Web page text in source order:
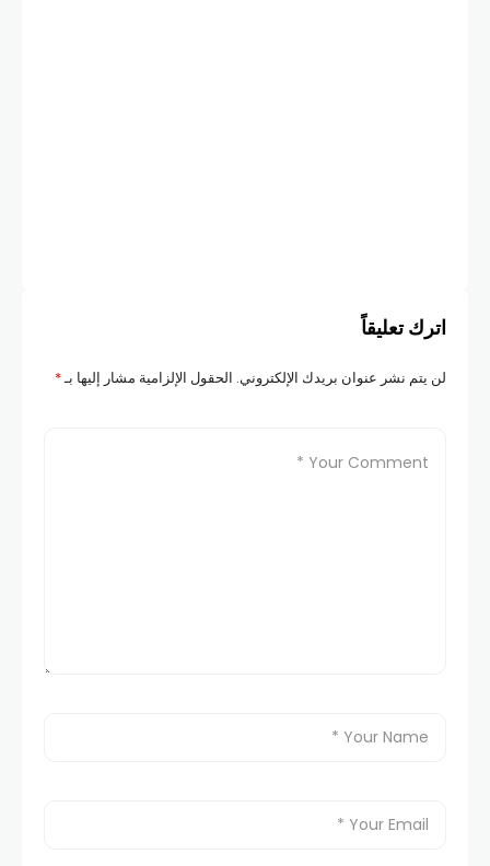
اترك تعليقاً
لن يتم نشر عنوان بريدك الإلكتروني. الحقول الإلزامية مشار إليها بـ*